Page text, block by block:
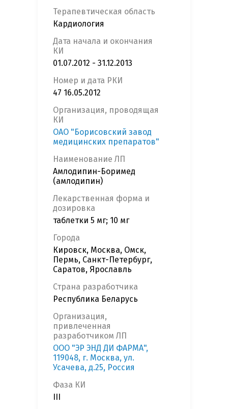
Терапевтическая область
Кардиология
Дата начала и окончания
КИ
01.07.2012 - 31.12.2013
Номер и дата РКИ
47 16.05.2012
Организация, проводящая
КИ
ОАО "Борисовский завод
медицинских препаратов"
Наименование ЛП
Амлодипин-Боримед
(амлодипин)
Лекарственная форма и
дозировка
таблетки 5 мг; 10 мг
Города
Кировск, Москва, Омск,
Пермь, Санкт-Петербург,
Саратов, Ярославль
Страна разработчика
Республика Беларусь
Организация,
привлеченная
разработчиком ЛП
ООО "ЭР ЭНД ДИ ФАРМА",
119048, г. Москва, ул.
Усачева, д.25, Россия
Фаза КИ